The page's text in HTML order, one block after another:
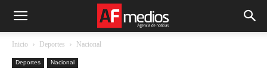
Inicio Deportes Nacional
Deportes Nacional